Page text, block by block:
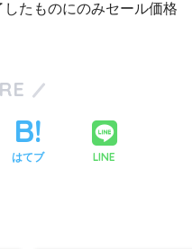
したものにのみセール価格
はてブ LINE